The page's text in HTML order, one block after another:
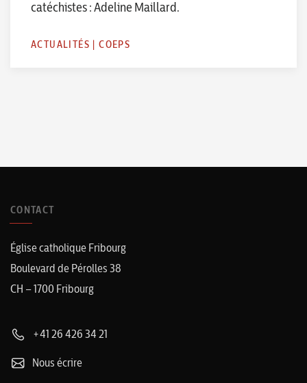
catéchistes : Adeline Maillard.
ACTUALITÉS |COEPS
CONTACT
Église catholique Fribourg
Boulevard de Pérolles 38
CH – 1700 Fribourg
+41 26 426 34 21
Nous écrire